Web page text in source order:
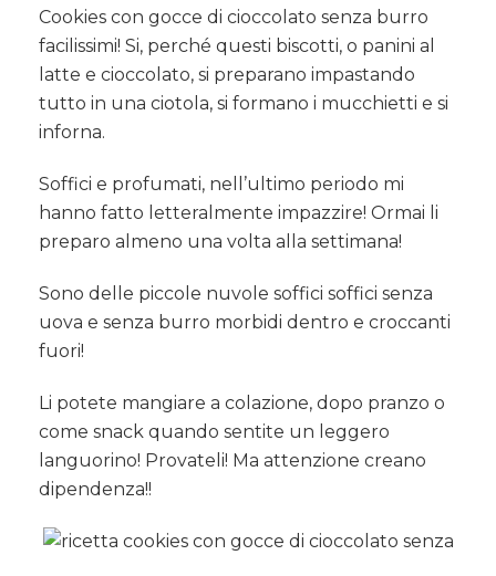
gocce
cioccolato
senza
burro
Cookies con gocce di cioccolato senza burro
facilissimi! Si, perché questi biscotti, o panini al
latte e cioccolato, si preparano impastando
tutto in una ciotola, si formano i mucchietti e si
inforna.
Soffici e profumati, nell’ultimo periodo mi
hanno fatto letteralmente impazzire! Ormai li
preparo almeno una volta alla settimana!
Sono delle piccole nuvole soffici soffici senza
uova e senza burro morbidi dentro e croccanti
fuori!
Li potete mangiare a colazione, dopo pranzo o
come snack quando sentite un leggero
languorino! Provateli! Ma attenzione creano
dipendenza!!